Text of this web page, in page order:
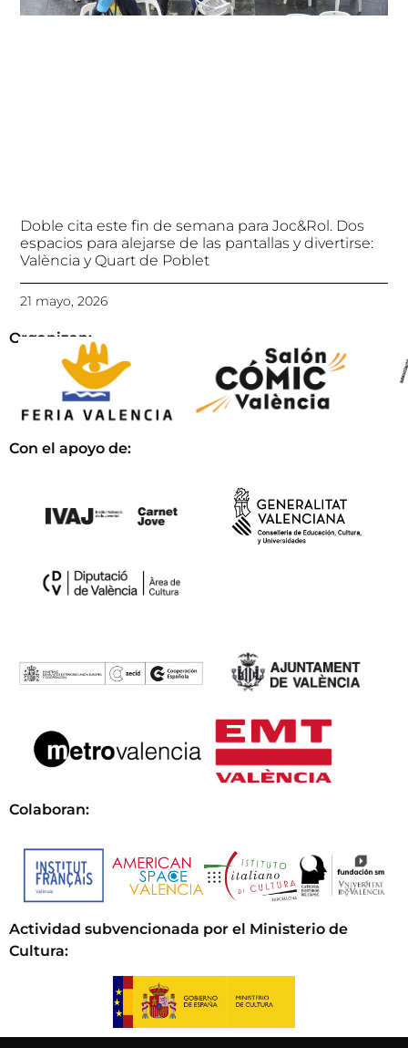
Doble cita este fin de semana para Joc&Rol. Dos
espacios para alejarse de las pantallas y divertirse:
València y Quart de Poblet
21 mayo, 2026
Organizan:
Con el apoyo de:
Colaboran:
Actividad subvencionada por el Ministerio de
Cultura: